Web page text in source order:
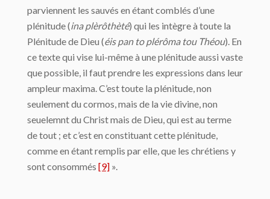
parviennent les sauvés en étant comblés d’une
plénitude (ina plèrôthèté) qui les intègre à toute la
Plénitude de Dieu (éis pan to plérôma tou Théou). En
ce texte qui vise lui-même à une plénitude aussi vaste
que possible, il faut prendre les expressions dans leur
ampleur maxima. C’est toute la plénitude, non
seulement du cormos, mais de la vie divine, non
seuelemnt du Christ mais de Dieu, qui est au terme
de tout ; et c’est en constituant cette plénitude,
comme en étant remplis par elle, que les chrétiens y
sont consommés [9] ».